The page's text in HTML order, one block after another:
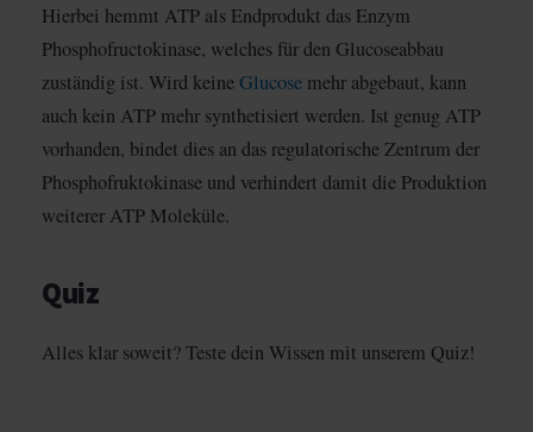
Hierbei hemmt ATP als Endprodukt das Enzym
Phosphofructokinase, welches für den Glucoseabbau
zuständig ist. Wird keineGlucose mehr abgebaut, kann
auch kein ATP mehr synthetisiert werden. Ist genug ATP
vorhanden, bindet dies an das regulatorische Zentrum der
Phosphofruktokinase und verhindert damit die Produktion
weiterer ATP Moleküle.
Quiz
Alles klar soweit? Teste dein Wissen mit unserem Quiz!